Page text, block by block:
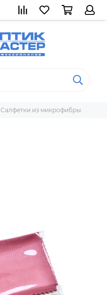
Салфетки из микрофибры